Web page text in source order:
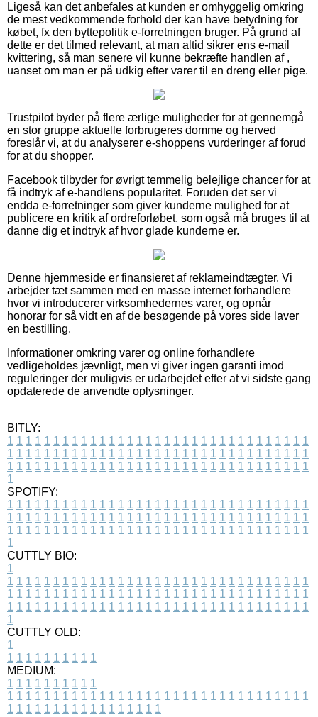
Ligeså kan det anbefales at kunden er omhyggelig omkring
de mest vedkommende forhold der kan have betydning for
købet, fx den byttepolitik e-forretningen bruger. På grund af
dette er det tilmed relevant, at man altid sikrer ens e-mail
kvittering, så man senere vil kunne bekræfte handlen af ,
uanset om man er på udkig efter varer til en dreng eller pige.
Trustpilot byder på flere ærlige muligheder for at gennemgå
en stor gruppe aktuelle forbrugeres domme og herved
foreslår vi, at du analyserer e-shoppens vurderinger af forud
for at du shopper.
Facebook tilbyder for øvrigt temmelig belejlige chancer for at
få indtryk af e-handlens popularitet. Foruden det ser vi
endda e-forretninger som giver kunderne mulighed for at
publicere en kritik af ordreforløbet, som også må bruges til at
danne dig et indtryk af hvor glade kunderne er.
Denne hjemmeside er finansieret af reklameindtægter. Vi
arbejder tæt sammen med en masse internet forhandlere
hvor vi introducerer virksomhedernes varer, og opnår
honorar for så vidt en af de besøgende på vores side laver
en bestilling.
Informationer omkring varer og online forhandlere
vedligeholdes jævnligt, men vi giver ingen garanti imod
reguleringer der muligvis er udarbejdet efter at vi sidste gang
opdaterede de anvendte oplysninger.
BITLY:
1 1 1 1 1 1 1 1 1 1 1 1 1 1 1 1 1 1 1 1 1 1 1 1 1 1 1 1 1 1 1 1 1
1 1 1 1 1 1 1 1 1 1 1 1 1 1 1 1 1 1 1 1 1 1 1 1 1 1 1 1 1 1 1 1 1
1 1 1 1 1 1 1 1 1 1 1 1 1 1 1 1 1 1 1 1 1 1 1 1 1 1 1 1 1 1 1 1 1
1
SPOTIFY:
1 1 1 1 1 1 1 1 1 1 1 1 1 1 1 1 1 1 1 1 1 1 1 1 1 1 1 1 1 1 1 1 1
1 1 1 1 1 1 1 1 1 1 1 1 1 1 1 1 1 1 1 1 1 1 1 1 1 1 1 1 1 1 1 1 1
1 1 1 1 1 1 1 1 1 1 1 1 1 1 1 1 1 1 1 1 1 1 1 1 1 1 1 1 1 1 1 1 1
1
CUTTLY BIO:
1
1 1 1 1 1 1 1 1 1 1 1 1 1 1 1 1 1 1 1 1 1 1 1 1 1 1 1 1 1 1 1 1 1
1 1 1 1 1 1 1 1 1 1 1 1 1 1 1 1 1 1 1 1 1 1 1 1 1 1 1 1 1 1 1 1 1
1 1 1 1 1 1 1 1 1 1 1 1 1 1 1 1 1 1 1 1 1 1 1 1 1 1 1 1 1 1 1 1 1
1
CUTTLY OLD:
1
1 1 1 1 1 1 1 1 1 1
MEDIUM:
1 1 1 1 1 1 1 1 1 1
1 1 1 1 1 1 1 1 1 1 1 1 1 1 1 1 1 1 1 1 1 1 1 1 1 1 1 1 1 1 1 1 1
1 1 1 1 1 1 1 1 1 1 1 1 1 1 1 1 1